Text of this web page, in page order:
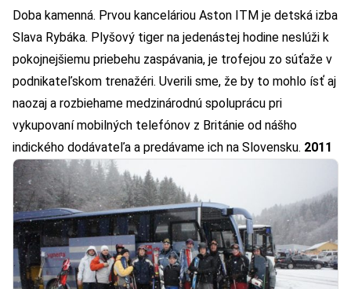
Doba kamenná. Prvou kanceláriou Aston ITM je detská izba
Slava Rybáka. Plyšový tiger na jedenástej hodine neslúži k
pokojnejšiemu priebehu zaspávania, je trofejou zo súťaže v
podnikateľskom trenažéri. Uverili sme, že by to mohlo ísť aj
naozaj a rozbiehame medzinárodnú spoluprácu pri
vykupovaní mobilných telefónov z Británie od nášho
indického dodávateľa a predávame ich na Slovensku. 2011